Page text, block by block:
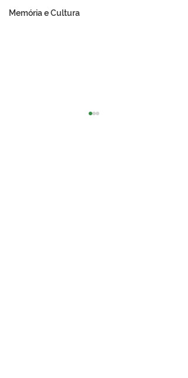
Memória e Cultura